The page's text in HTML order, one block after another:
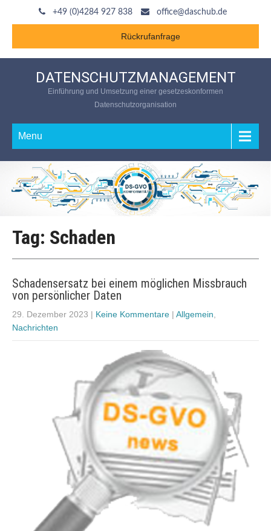
+49 (0)4284 927 838 office@daschub.de
Rückrufanfrage
DATENSCHUTZMANAGEMENT
Einführung und Umsetzung einer gesetzeskonformen
Datenschutzorganisation
Menu
Tag: Schaden
Schadensersatz bei einem möglichen Missbrauch
von persönlicher Daten
29. Dezember 2023 | Keine Kommentare | Allgemein
Nachrichten